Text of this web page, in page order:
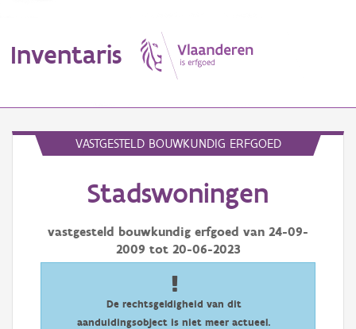
Inventaris
Aanduidingsobject
Waarneming
VASTGESTELD BOUWKUNDIG ERFGOED
Stadswoningen
vastgesteld bouwkundig erfgoed van 24-09-
2009 tot 20-06-2023
De rechtsgeldigheid van dit
aanduidingsobject is niet meer actueel.